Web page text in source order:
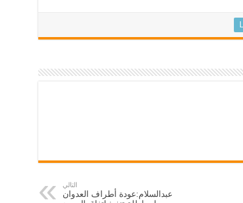
التالي
عبدالسلام:عودة أطراف العدوان